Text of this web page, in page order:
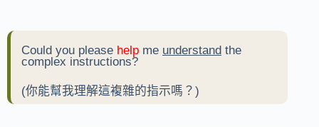
Could you please help me understand the
complex instructions?
(你能幫我理解這複雜的指示嗎？)